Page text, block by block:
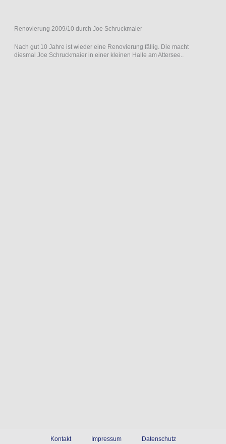
Renovierung 2009/10 durch Joe Schruckmaier
Nach gut 10 Jahre ist wieder eine Renovierung fällig. Die macht
diesmal Joe Schruckmaier in einer kleinen Halle am Attersee..
Kontakt Impressum Datenschutz